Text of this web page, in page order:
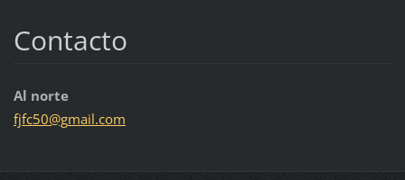
Contacto
Al norte
fjfc50@gmail.com